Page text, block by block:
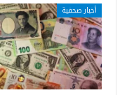
أخبار صحفية